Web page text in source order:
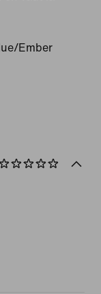
Ember